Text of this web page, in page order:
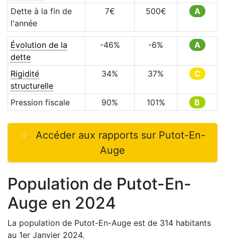
Dette à la fin de
l'année
7€ 500€ A
Évolution de la
dette
-46% -6% A
Rigidité
structurelle
34% 37% C
Pression fiscale 90% 101% B
👉 Accéder aux rapports sur Putot-En-
Auge
Population de Putot-En-
Auge en 2024
La population de Putot-En-Auge est de 314 habitants
au 1er Janvier 2024.